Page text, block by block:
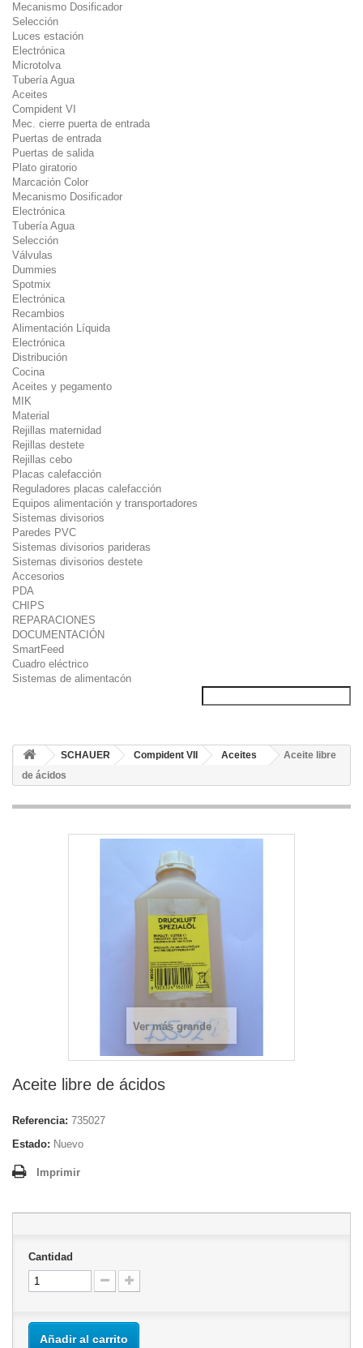
Mecanismo Dosificador
Selección
Luces estación
Electrónica
Microtolva
Tubería Agua
Aceites
Compident VI
Mec. cierre puerta de entrada
Puertas de entrada
Puertas de salida
Plato giratorio
Marcación Color
Mecanismo Dosificador
Electrónica
Tubería Agua
Selección
Válvulas
Dummies
Spotmix
Electrónica
Recambios
Alimentación Líquida
Electrónica
Distribución
Cocina
Aceites y pegamento
MIK
Material
Rejillas maternidad
Rejillas destete
Rejillas cebo
Placas calefacción
Reguladores placas calefacción
Equipos alimentación y transportadores
Sistemas divisorios
Paredes PVC
Sistemas divisorios parideras
Sistemas divisorios destete
Accesorios
PDA
CHIPS
REPARACIONES
DOCUMENTACIÓN
SmartFeed
Cuadro eléctrico
Sistemas de alimentacón
SCHAUER Compident VII Aceites
Aceite libre
de ácidos
Ver más grande
Aceite libre de ácidos
Referencia: 735027
Estado: Nuevo
Imprimir
Cantidad
Añadir al carrito